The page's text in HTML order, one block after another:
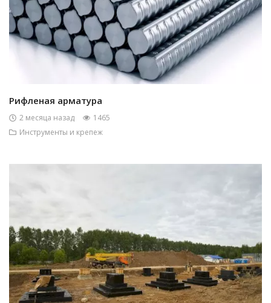
Рифленая арматура
2 месяца назад
1465
Инструменты и крепеж